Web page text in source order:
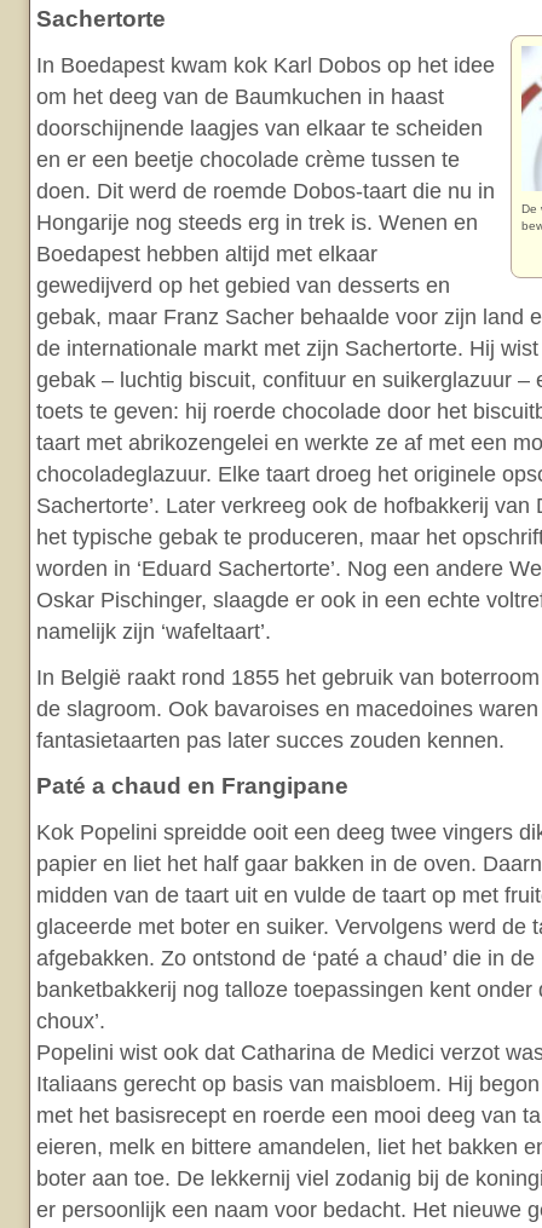
Sachertorte
De
In Boedapest kwam kok Karl Dobos op het idee
om het deeg van de Baumkuchen in haast
doorschijnende laagjes van elkaar te scheiden
en er een beetje chocolade crème tussen te
doen. Dit werd de roemde Dobos-taart die nu in
Hongarije nog steeds erg in trek is. Wenen en
Boedapest hebben altijd met elkaar
gewedijverd op het gebied van desserts en
gebak, maar Franz Sacher behaalde voor zijn land
de internationale markt met zijn Sachertorte. Hij
gebak – luchtig biscuit, confituur en suikerglazuur –
toets te geven: hij roerde chocolade door het
taart met abrikozengelei en werkte ze af met een
chocoladeglazuur. Elke taart droeg het originele
Sachertorte’. Later verkreeg ook de hofbakkerij van
het typische gebak te produceren, maar het
worden in ‘Eduard Sachertorte’. Nog een andere
Oskar Pischinger, slaagde er ook in een echte
namelijk zijn ‘wafeltaart’.
In België raakt rond 1855 het gebruik van
de slagroom. Ook bavaroises en macedoines
fantasietaarten pas later succes zouden kennen.
Paté a chaud en Frangipane
Kok Popelini spreidde ooit een deeg twee vingers
papier en liet het half gaar bakken in de oven.
midden van de taart uit en vulde de taart op met
glaceerde met boter en suiker. Vervolgens werd de
afgebakken. Zo ontstond de ‘paté a chaud’ die in
banketbakkerij nog talloze toepassingen kent onder
choux’.
Popelini wist ook dat Catharina de Medici verzot
Italiaans gerecht op basis van maisbloem. Hij
met het basisrecept en roerde een mooi deeg van
eieren, melk en bittere amandelen, liet het bakken
boter aan toe. De lekkernij viel zodanig bij de
er persoonlijk een naam voor bedacht. Het nieuwe